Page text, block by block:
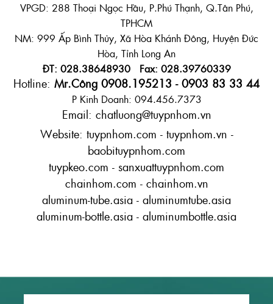
VPGD: 288 Thoại Ngọc Hầu, P.Phú Thạnh, Q.Tân Phú,
TPHCM
NM: 999 Ấp Bình Thủy, Xã Hòa Khánh Đông, Huyện Đức
Hòa, Tỉnh Long An
ĐT: 028.38648930 Fax: 028.39760339
Hotline: Mr.Công 0908.195213 - 0903 83 33 44
P Kinh Doanh: 094.456.7373
Email: chatluong@tuypnhom.vn
Website: tuypnhom.com - tuypnhom.vn -
baobituypnhom.com
tuypkeo.com - sanxuattuypnhom.com
chainhom.com - chainhom.vn
aluminum-tube.asia - aluminumtube.asia
aluminum-bottle.asia - aluminumbottle.asia